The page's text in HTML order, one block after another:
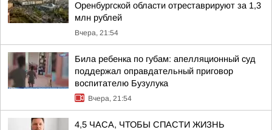
Оренбургской области отреставрируют за 1,3
млн рублей
Вчера, 21:54
Била ребенка по губам: апелляционный суд
поддержал оправдательный приговор
воспитателю Бузулука
Вчера, 21:54
4,5 ЧАСА, ЧТОБЫ СПАСТИ ЖИЗНЬ